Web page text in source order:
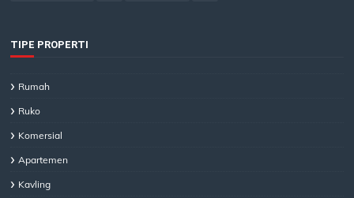
TIPE PROPERTI
Rumah
Ruko
Komersial
Apartemen
Kavling